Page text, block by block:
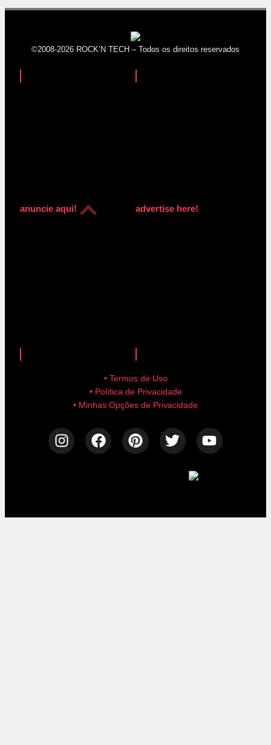
©2008-2026 ROCK’N TECH – Todos os direitos reservados
anuncie aqui! advertise here!
• Termos de Uso
• Política de Privacidade
• Minhas Opções de Privacidade